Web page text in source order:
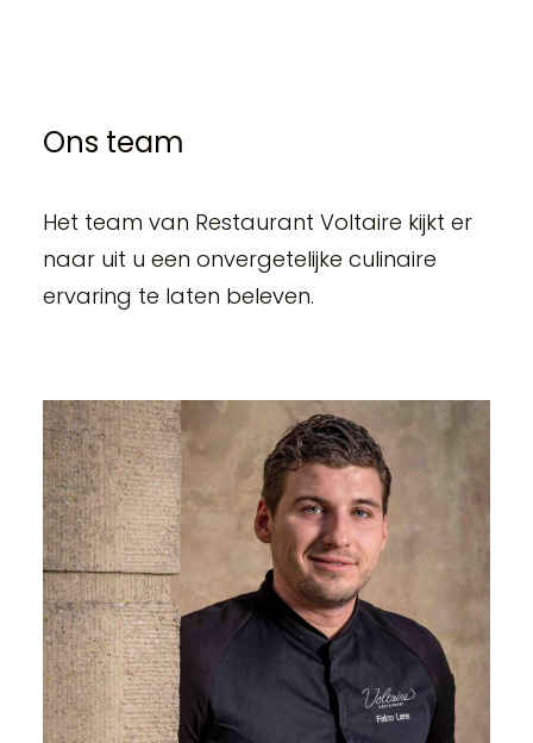
Ons team
Het team van Restaurant Voltaire kijkt er
naar uit u een onvergetelijke culinaire
ervaring te laten beleven.